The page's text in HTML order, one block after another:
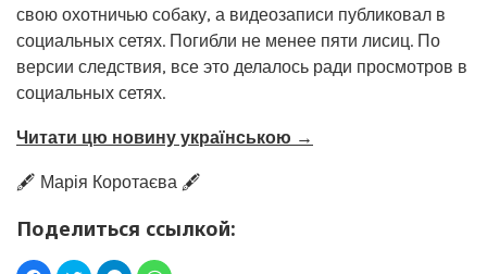
свою охотничью собаку, а видеозаписи публиковал в
социальных сетях. Погибли не менее пяти лисиц. По
версии следствия, все это делалось ради просмотров в
социальных сетях.
Читати цю новину українською →
🖋️ Марія Коротаєва 🖋️
Поделиться ссылкой: